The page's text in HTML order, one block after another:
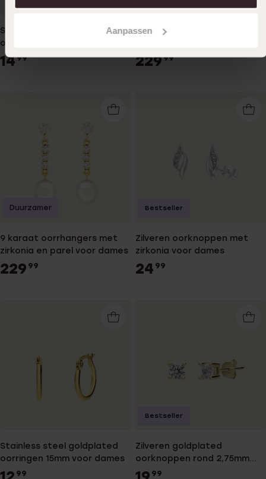
Aanpassen
Stainless steel goldplated
oorringen 20mm voor dames
1499
14K geelgouden oorbellen
22999
9 karaat oorrhangers met
zirkonia en parel voor dames
229 99
Duurzamer
Zilveren oorknoppen met
zirkonia voor dames
24 99
Bestseller
Stainless steel goldplated
oorringen 15mm voor dames
99
Zilveren goldplated
oorknoppen rond 2,75mm
met zirkonia voor dames
99
Bestseller